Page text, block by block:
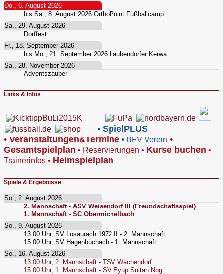
Do., 6. August 2026
bis Sa., 8. August 2026 OrthoPoint Fußballcamp
Sa., 29. August 2026
Dorffest
Fr., 18. September 2026
bis Mo., 21. September 2026
Laubendorfer Kerwa
Sa., 28. November 2026
Adventszauber
Links & Infos
• SpielPLUS
• Veranstaltungen&Termine • BFV Verein •
Gesamtspielplan • Reservierungen • Kurse buchen •
Trainerinfos • Heimspielplan
Spiele & Ergebnisse
So., 2. August 2026
2. Mannschaft - ASV Weisendorf III (Freundschaftsspiel)
1. Mannschaft - SC Obermichelbach
So., 9. August 2026
13:00 Uhr, SV Losaurach 1972 II - 2. Mannschaft
15:00 Uhr, SV Hagenbüchach - 1. Mannschaft
So., 16. August 2026
13:00 Uhr, 2. Mannschaft - TSV Wachendorf
15:00 Uhr, 1. Mannschaft - SV Eyüp Sultan Nbg.